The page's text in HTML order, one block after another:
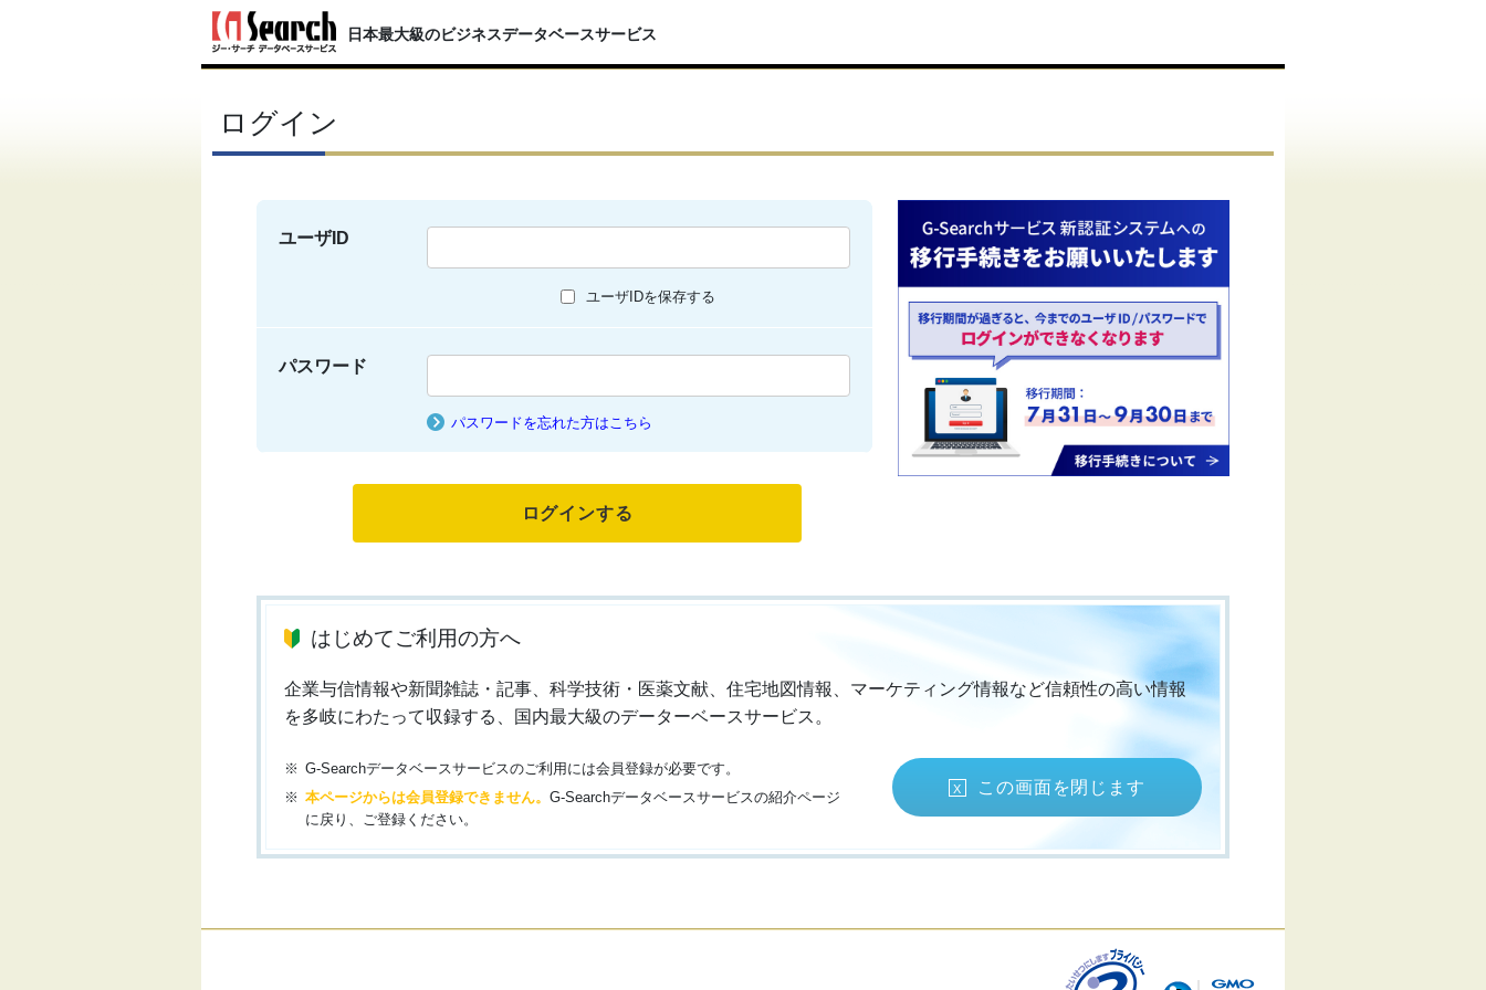
日本最大級のビジネスデータベースサービス
ログイン
ユーザID
ユーザIDを保存する
パスワード
パスワードを忘れた方はこちら
はじめてご利用の方へ
企業与信情報や新聞雑誌・記事、科学技術・医薬文献、住宅地図情報、マーケティング情報など信頼性の高い情報
を多岐にわたって収録する、国内最大級のデーターベースサービス。
G-Searchデータベースサービスのご利用には会員登録が必要です。
本ページからは会員登録できません。G-Searchデータベースサービスの紹介ページ
に戻り、ご登録ください。
この画面を閉じます